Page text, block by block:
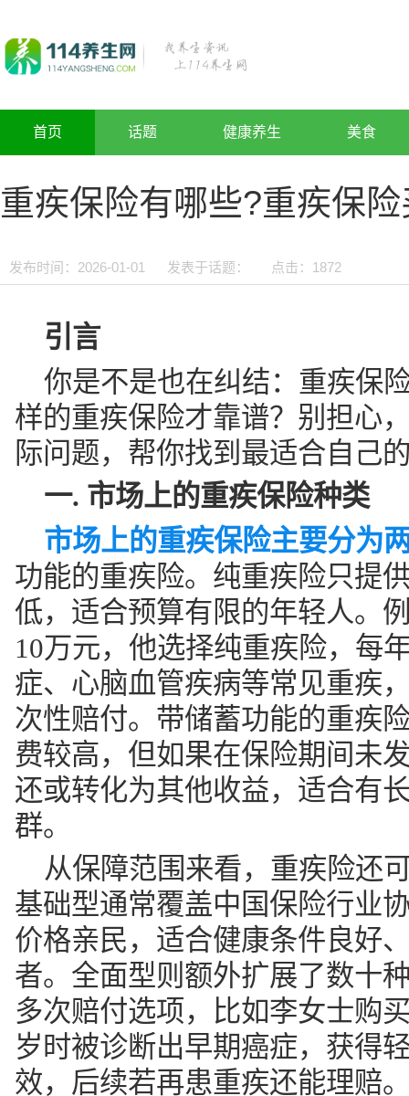
首页 话题 健康养生 美食
重疾保险有哪些?重疾保
发布时间：2026-01-01 发表于话题： 点击： 1872
引言
你是不是也在纠结：重疾保
样的重疾保险才靠谱？别担心
际问题，帮你找到最适合自己
一. 市场上的重疾保险种类
市场上的重疾保险主要分为
功能的重疾险。纯重疾险只提
低，适合预算有限的年轻人。
10万元，他选择纯重疾险，每
症、心脑血管疾病等常见重疾
次性赔付。带储蓄功能的重疾
费较高，但如果在保险期间未
还或转化为其他收益，适合有
群。
从保障范围来看，重疾险还
基础型通常覆盖中国保险行业
价格亲民，适合健康条件良好
者。全面型则额外扩展了数十
多次赔付选项，比如李女士购
岁时被诊断出早期癌症，获得
效，后续若再患重疾还能理赔